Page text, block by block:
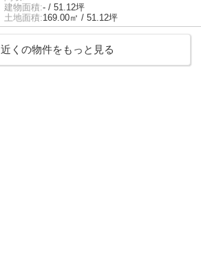
建物面積:- / 51.12坪
土地面積:169.00㎡ / 51.12坪
近くの物件をもっと見る